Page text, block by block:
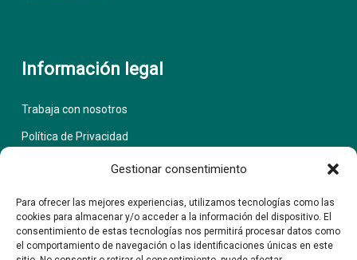
Gestionar consentimiento
Para ofrecer las mejores experiencias, utilizamos tecnologías como las
cookies para almacenar y/o acceder a la información del dispositivo. El
consentimiento de estas tecnologías nos permitirá procesar datos como
el comportamiento de navegación o las identificaciones únicas en este
Información legal
Trabaja con nosotros
Política de Privacidad
La empresa AZACONSA, S.L.
ha llevado a cabo el proyecto titulado